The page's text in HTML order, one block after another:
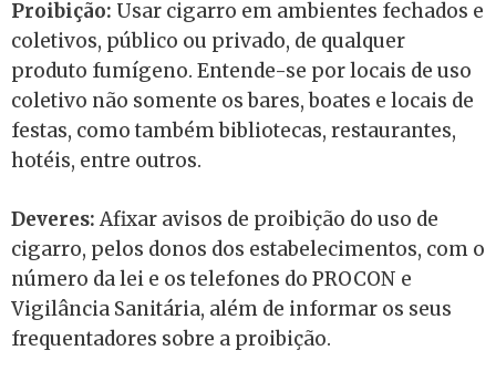
Proibição: Usar cigarro em ambientes fechados e
coletivos, público ou privado, de qualquer
produto fumígeno. Entende-se por locais de uso
coletivo não somente os bares, boates e locais de
festas, como também bibliotecas, restaurantes,
hotéis, entre outros.
Deveres: Afixar avisos de proibição do uso de
cigarro, pelos donos dos estabelecimentos, com o
número da lei e os telefones do PROCON e
Vigilância Sanitária, além de informar os seus
frequentadores sobre a proibição.